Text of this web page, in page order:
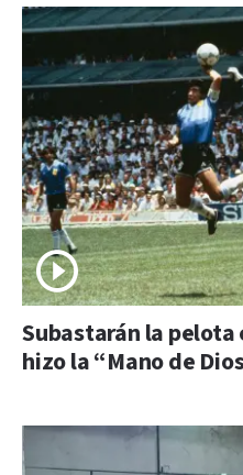
Subastarán la pelota
hizo la “Mano de